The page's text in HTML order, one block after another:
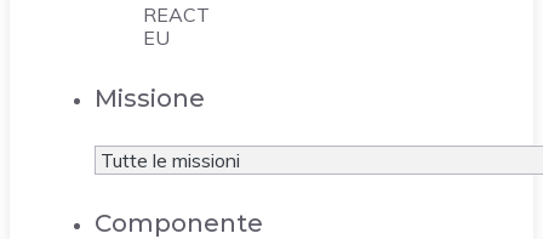
REACT
EU
Missione
Componente